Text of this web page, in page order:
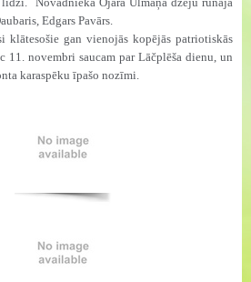
Edgars Pavārs.
klātesošie gan vienojās kopējās patriotiskās
11. novembri saucam par Lāčplēša dienu, un
karaspēku īpašo nozīmi.